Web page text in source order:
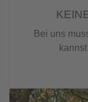
Bei uns